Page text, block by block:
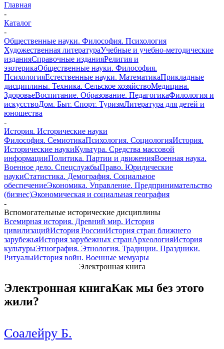
Главная
-
Каталог
-
Общественные науки. Философия. Психология
Художественная литератураУчебные и учебно-методические
изданияСправочные изданияРелигия и
эзотерикаОбщественные науки. Философия.
ПсихологияЕстественные науки. МатематикаПрикладные
дисциплины. Техника. Сельское хозяйствоМедицина.
ЗдоровьеВоспитание. Образование. ПедагогикаФилология и
искусствоДом. Быт. Спорт. ТуризмЛитература для детей и
юношества
-
История. Исторические науки
Философия. СемиотикаПсихология. СоциологияИстория.
Исторические наукиКультура. Средства массовой
информацииПолитика. Партии и движенияВоенная наука.
Военное дело. СпецслужбыПраво. Юридические
наукиСтатистика. Демография. Социальное
обеспечениеЭкономика. Управление. Предпринимательство
(бизнес)Экономическая и социальная география
-
Вспомогательные исторические дисциплины
Всемирная история. Древний мир. История
цивилизацийИстория РоссииИстория стран ближнего
зарубежьяИстория зарубежных странАрхеологияИстория
культурыЭтнография. Этнология. Традиции. Праздники.
РитуалыИстория войн. Военные мемуары
Электронная книга
Электронная книгаКак мы без этого
жили?
Соалейру Б.